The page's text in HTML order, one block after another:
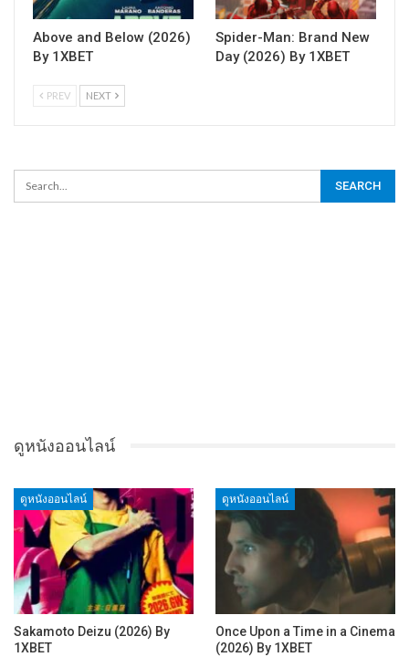
Above and Below (2026)
By 1XBET
Spider-Man: Brand New
Day (2026) By 1XBET
PREV NEXT
ดูหนังออนไลน์
ดูหนังออนไลน์
Sakamoto Deizu (2026) By
1XBET
ดูหนังออนไลน์
Once Upon a Time in a Cinema
(2026) By 1XBET